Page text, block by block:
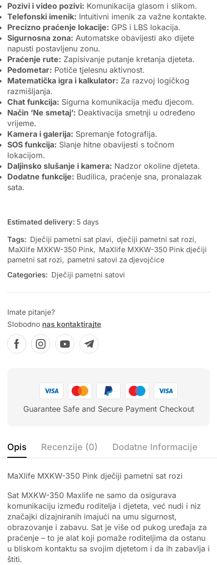
Pozivi i video pozivi: Komunikacija glasom i slikom.
Telefonski imenik: Intuitivni imenik za važne kontakte.
Precizno praćenje lokacije: GPS i LBS lokacija.
Sigurnosna zona: Automatske obavijesti ako dijete
napusti postavljenu zonu.
Praćenje rute: Zapisivanje putanje kretanja djeteta.
Pedometar: Potiče tjelesnu aktivnost.
Matematička igra i kalkulator: Za razvoj logičkog
razmišljanja.
Chat funkcija: Sigurna komunikacija među djecom.
Način ‘Ne smetaj’: Deaktivacija smetnji u određeno
vrijeme.
Kamera i galerija: Spremanje fotografija.
SOS funkcija: Slanje hitne obavijesti s točnom
lokacijom.
Daljinsko slušanje i kamera: Nadzor okoline djeteta.
Dodatne funkcije: Budilica, praćenje sna, pronalazak
sata.
Estimated delivery: 5 days
Tags: Dječiji pametni sat plavi, dječiji pametni sat rozi,
MaXlife MXKW-350 Pink, MaXlife MXKW-350 Pink dječiji
pametni sat rozi, pametni satovi za djevojčice
Categories: Dječiji pametni satovi
Imate pitanje?
Slobodno nas kontaktirajte
Guarantee Safe and Secure Payment Checkout
Opis Recenzije (0) Dodatne Informacije
MaXlife MXKW-350 Pink dječiji pametni sat rozi
Sat MXKW-350 Maxlife ne samo da osigurava
komunikaciju između roditelja i djeteta, već nudi i niz
značajki dizajniranih imajući na umu sigurnost,
obrazovanje i zabavu. Sat je više od pukog uređaja za
praćenje – to je alat koji pomaže roditeljima da ostanu
u bliskom kontaktu sa svojim djetetom i da ih zabavlja i
štiti.